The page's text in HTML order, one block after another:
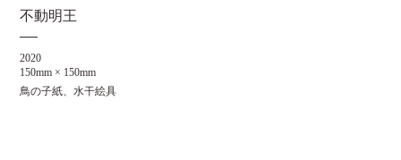
不動明王
2020
150mm × 150mm
鳥の子紙、水干絵具